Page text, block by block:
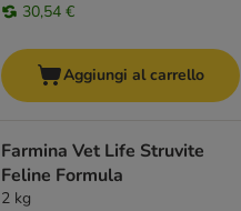
30,54 €
Aggiungi al carrello
Farmina Vet Life Struvite
Feline Formula
2 kg